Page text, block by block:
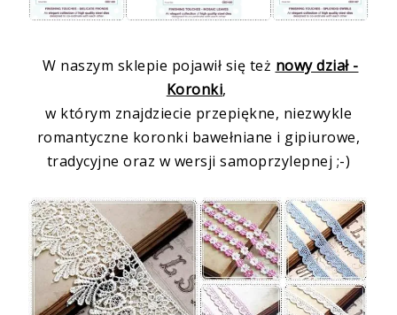
W naszym sklepie pojawił się też nowy dział -
Koronki,
w którym znajdziecie przepiękne, niezwykle
romantyczne koronki bawełniane i gipiurowe,
tradycyjne oraz w wersji samoprzylepnej ;-)